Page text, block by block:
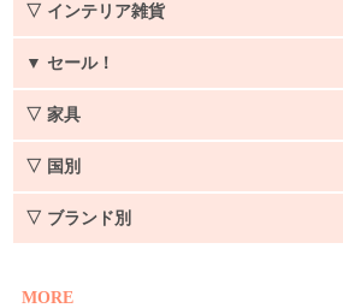
▽ インテリア雑貨
▼ セール！
▽ 家具
▽ 国別
▽ ブランド別
MORE